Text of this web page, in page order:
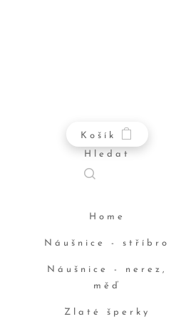
Košík
Hledat
Home
Náušnice - stříbro
Náušnice - nerez,
měď
Zlaté šperky